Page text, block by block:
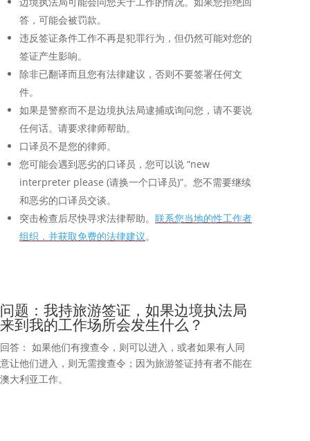
答，可能会被罚款。
违反签证条件工作不再是犯罪行为，但仍然可能对您的
签证产生影响。
除非已翻译而且您有法律建议，否则不要签署任何文
件。
如果是警察而不是边境执法局逮捕或询问您，请不要说
任何话。请要求律师帮助。
口译员不是您的律师。
您可能会遇到恶劣的口译员，您可以说 “new
interpreter please (请换一个口译员)”。您不需要继续
和恶劣的口译员交谈。
突击检查后尽快寻求法律帮助。 联系您当地的性工作者
组织，并获取免费的法律建议。
问题：我持旅游签证，如果边境执法局
来到我的工作场所会发生什么？
回答： 如果他们有搜查令，则可以进入，或者如果有人同
意让他们进入，则无需搜查令；因为旅游签证持有者不能在
澳大利亚工作。